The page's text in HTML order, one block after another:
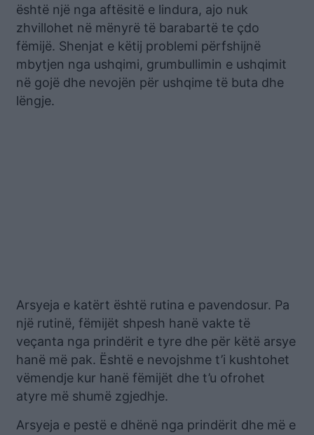
është një nga aftësitë e lindura, ajo nuk
zhvillohet në mënyrë të barabartë te çdo
fëmijë. Shenjat e këtij problemi përfshijnë
mbytjen nga ushqimi, grumbullimin e ushqimit
në gojë dhe nevojën për ushqime të buta dhe
lëngje.
Arsyeja e katërt është rutina e pavendosur. Pa
një rutinë, fëmijët shpesh hanë vakte të
veçanta nga prindërit e tyre dhe për këtë arsye
hanë më pak. Është e nevojshme t’i kushtohet
vëmendje kur hanë fëmijët dhe t’u ofrohet
atyre më shumë zgjedhje.
Arsyeja e pestë e dhënë nga prindërit dhe më e